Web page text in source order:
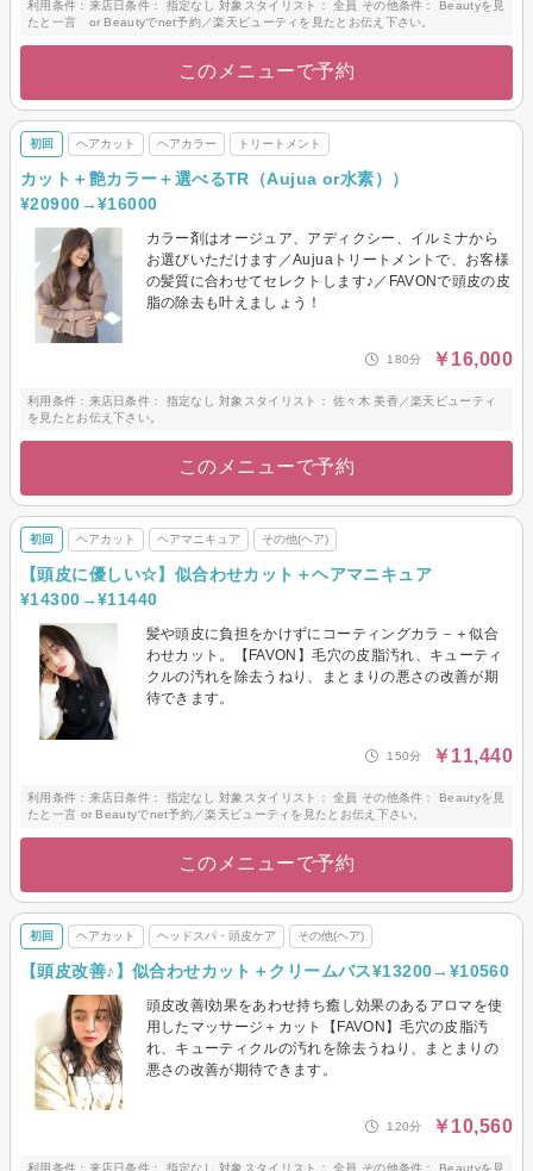
利用条件：来店日条件： 指定なし 対象スタイリスト： 全員 その他条件： Beautyを見
たと一言 or Beautyでnet予約／楽天ビューティを見たとお伝え下さい。
このメニューで予約
初回 ヘアカット ヘアカラー トリートメント
カット＋艶カラー＋選べるTR（Aujua or水素））
¥20900→¥16000
カラー剤はオージュア、アディクシー、イルミナから
お選びいただけます／Aujuaトリートメントで、お客様
の髪質に合わせてセレクトします♪／FAVONで頭皮の皮
脂の除去も叶えましょう！
180分 ￥16,000
利用条件：来店日条件： 指定なし 対象スタイリスト： 佐々木 美香／楽天ビューティ
を見たとお伝え下さい。
このメニューで予約
初回 ヘアカット ヘアマニキュア その他(ヘア)
【頭皮に優しい☆】似合わせカット＋ヘアマニキュア
¥14300→¥11440
髪や頭皮に負担をかけずにコーティングカラ－＋似合
わせカット。【FAVON】毛穴の皮脂汚れ、キューティ
クルの汚れを除去うねり、まとまりの悪さの改善が期
待できます。
150分 ￥11,440
利用条件：来店日条件： 指定なし 対象スタイリスト： 全員 その他条件： Beautyを見
たと一言 or Beautyでnet予約／楽天ビューティを見たとお伝え下さい。
このメニューで予約
初回 ヘアカット ヘッドスパ・頭皮ケア その他(ヘア)
【頭皮改善♪】似合わせカット＋クリームバス¥13200→¥10560
頭皮改善l効果をあわせ持ち癒し効果のあるアロマを使
用したマッサージ＋カット【FAVON】毛穴の皮脂汚
れ、キューティクルの汚れを除去うねり、まとまりの
悪さの改善が期待できます。
120分 ￥10,560
利用条件：来店日条件： 指定なし 対象スタイリスト： 全員 その他条件： Beautyを見